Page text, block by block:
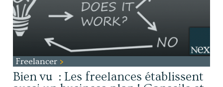
Freelancer
Bien vu : Les freelances établissent